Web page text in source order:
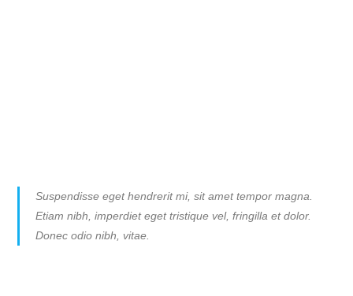
Suspendisse eget hendrerit mi, sit amet tempor magna.
Etiam nibh, imperdiet eget tristique vel, fringilla et dolor.
Donec odio nibh, vitae.